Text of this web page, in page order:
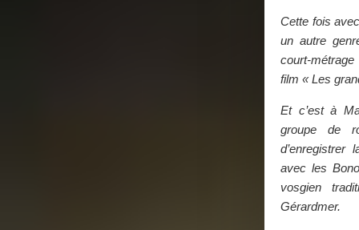
Cette fois
un autre
court-
film « Les
Et c’est à
groupe de
d’enregistrer
avec les
vosgien
Gérardmer.